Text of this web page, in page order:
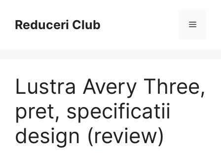
conținutReduceri Club Meniu
Lustra Avery Three,
pret, specificatii
design (review)